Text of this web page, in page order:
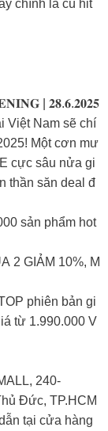
chính là cú hit
| 𝟐𝟖.𝟔.𝟐𝟎𝟐𝟓
Việt Nam sẽ chí
Một cơn mư
cực sâu nửa gi
thần săn deal đ
sản phẩm hot
2 GIẢM 10%, M
phiên bản gi
từ 1.990.000 V
240-
Đức, TP.HCM
tại cửa hàng